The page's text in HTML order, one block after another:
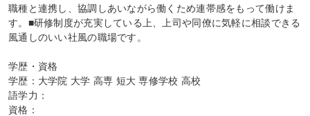
職種と連携し、協調しあいながら働くため連帯感をもって働けま
す。■研修制度が充実している上、上司や同僚に気軽に相談できる
風通しのいい社風の職場です。
学歴・資格
学歴：大学院 大学 高専 短大 専修学校 高校
語学力：
資格：